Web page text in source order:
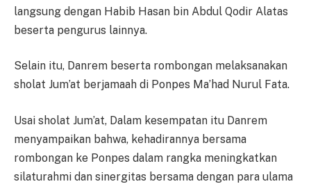
langsung dengan Habib Hasan bin Abdul Qodir Alatas
beserta pengurus lainnya.
Selain itu, Danrem beserta rombongan melaksanakan
sholat Jum’at berjamaah di Ponpes Ma’had Nurul Fata.
Usai sholat Jum’at, Dalam kesempatan itu Danrem
menyampaikan bahwa, kehadirannya bersama
rombongan ke Ponpes dalam rangka meningkatkan
silaturahmi dan sinergitas bersama dengan para ulama